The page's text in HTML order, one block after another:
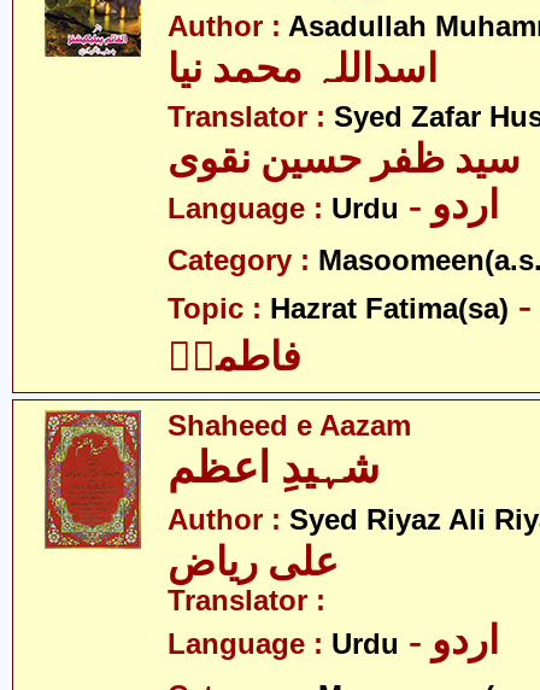
Author : Asadullah
اسداللہ محمد نیا
Translator : Syed Zafar
سید ظفر حسین نقوی
Language : Urdu - اردو
Category :
Topic : Hazrat Fatima(sa) - حضرت
فاطمہؑ
Shaheed e Aazam
شہیدِ اعظم
Author : Syed Riyaz Ali
علی ریاض
Translator :
Language : Urdu - اردو